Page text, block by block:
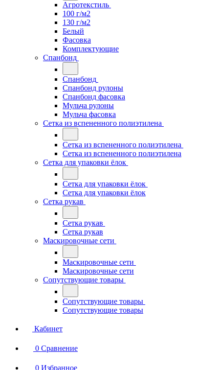
Агротекстиль
100 г/м2
130 г/м2
Белый
Фасовка
Комплектующие
Спанбонд
Спанбонд
Спанбонд рулоны
Спанбонд фасовка
Мульча рулоны
Мульча фасовка
Сетка из вспененного полиэтилена
Сетка из вспененного полиэтилена
Сетка из вспененного полиэтилена
Сетка для упаковки ёлок
Сетка для упаковки ёлок
Сетка для упаковки ёлок
Сетка рукав
Сетка рукав
Сетка рукав
Маскировочные сети
Маскировочные сети
Маскировочные сети
Сопутствующие товары
Сопутствующие товары
Сопутствующие товары
Кабинет
0 Сравнение
0 Избранное